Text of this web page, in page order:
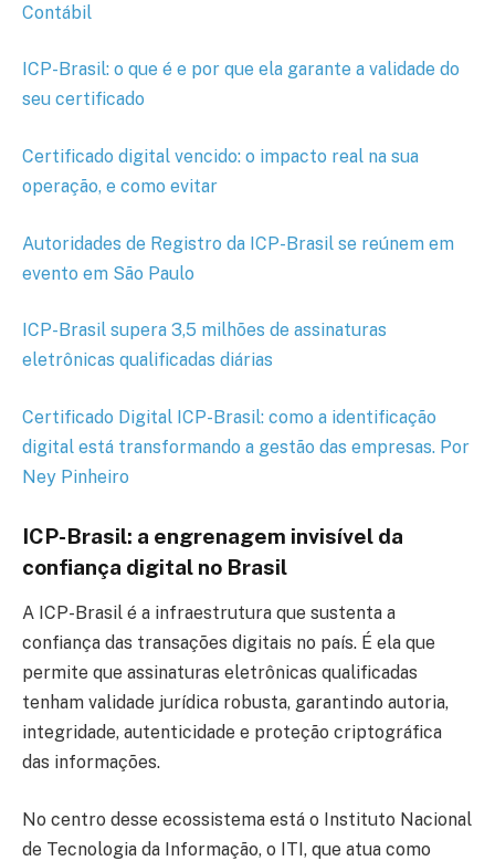
Contábil
ICP-Brasil: o que é e por que ela garante a validade do
seu certificado
Certificado digital vencido: o impacto real na sua
operação, e como evitar
Autoridades de Registro da ICP-Brasil se reúnem em
evento em São Paulo
ICP-Brasil supera 3,5 milhões de assinaturas
eletrônicas qualificadas diárias
Certificado Digital ICP-Brasil: como a identificação
digital está transformando a gestão das empresas. Por
Ney Pinheiro
ICP-Brasil: a engrenagem invisível da
confiança digital no Brasil
A ICP-Brasil é a infraestrutura que sustenta a
confiança das transações digitais no país. É ela que
permite que assinaturas eletrônicas qualificadas
tenham validade jurídica robusta, garantindo autoria,
integridade, autenticidade e proteção criptográfica
das informações.
No centro desse ecossistema está o Instituto Nacional
de Tecnologia da Informação, o ITI, que atua como